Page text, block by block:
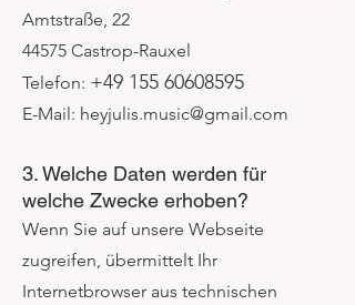
Amtstraße, 22
44575 Castrop-Rauxel
Telefon: +49 155 60608595
E-Mail: heyjulis.music@gmail.com
3. Welche Daten werden für
welche Zwecke erhoben?
Wenn Sie auf unsere Webseite
zugreifen, übermittelt Ihr
Internetbrowser aus technischen